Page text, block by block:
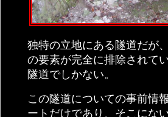
独特の立地にある隧道だが
の要素が完全に排除されて
隧道でしかない。
この隧道についての事前情
ートだけであり、そこにな